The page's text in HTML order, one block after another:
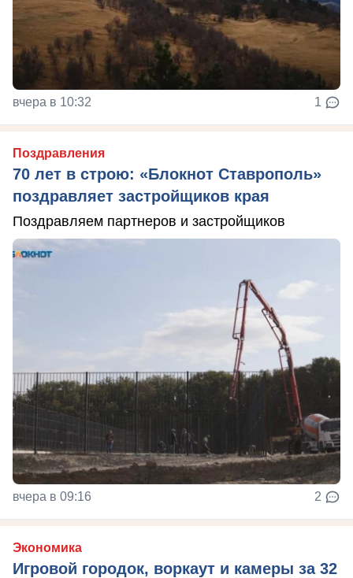
вчера в 10:32 1
Поздравления
70 лет в строю: «Блокнот Ставрополь»
поздравляет застройщиков края
Поздравляем партнеров и застройщиков
вчера в 09:16 2
Экономика
Игровой городок, воркаут и камеры за 32